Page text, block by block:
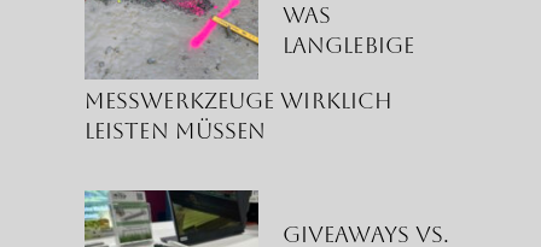
Was
langlebige
Messwerkzeuge wirklich
leisten müssen
Giveaways vs.